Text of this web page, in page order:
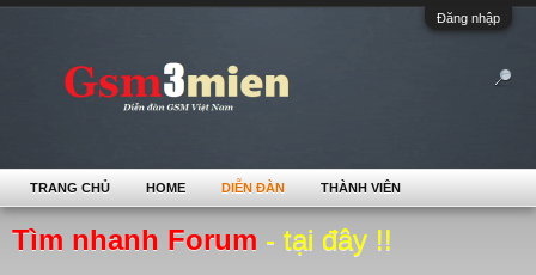
Đăng nhập
Tìm nhanh Forum - tại đây !!
TRANG CHỦ HOME DIỄN ĐÀN THÀNH VIÊN